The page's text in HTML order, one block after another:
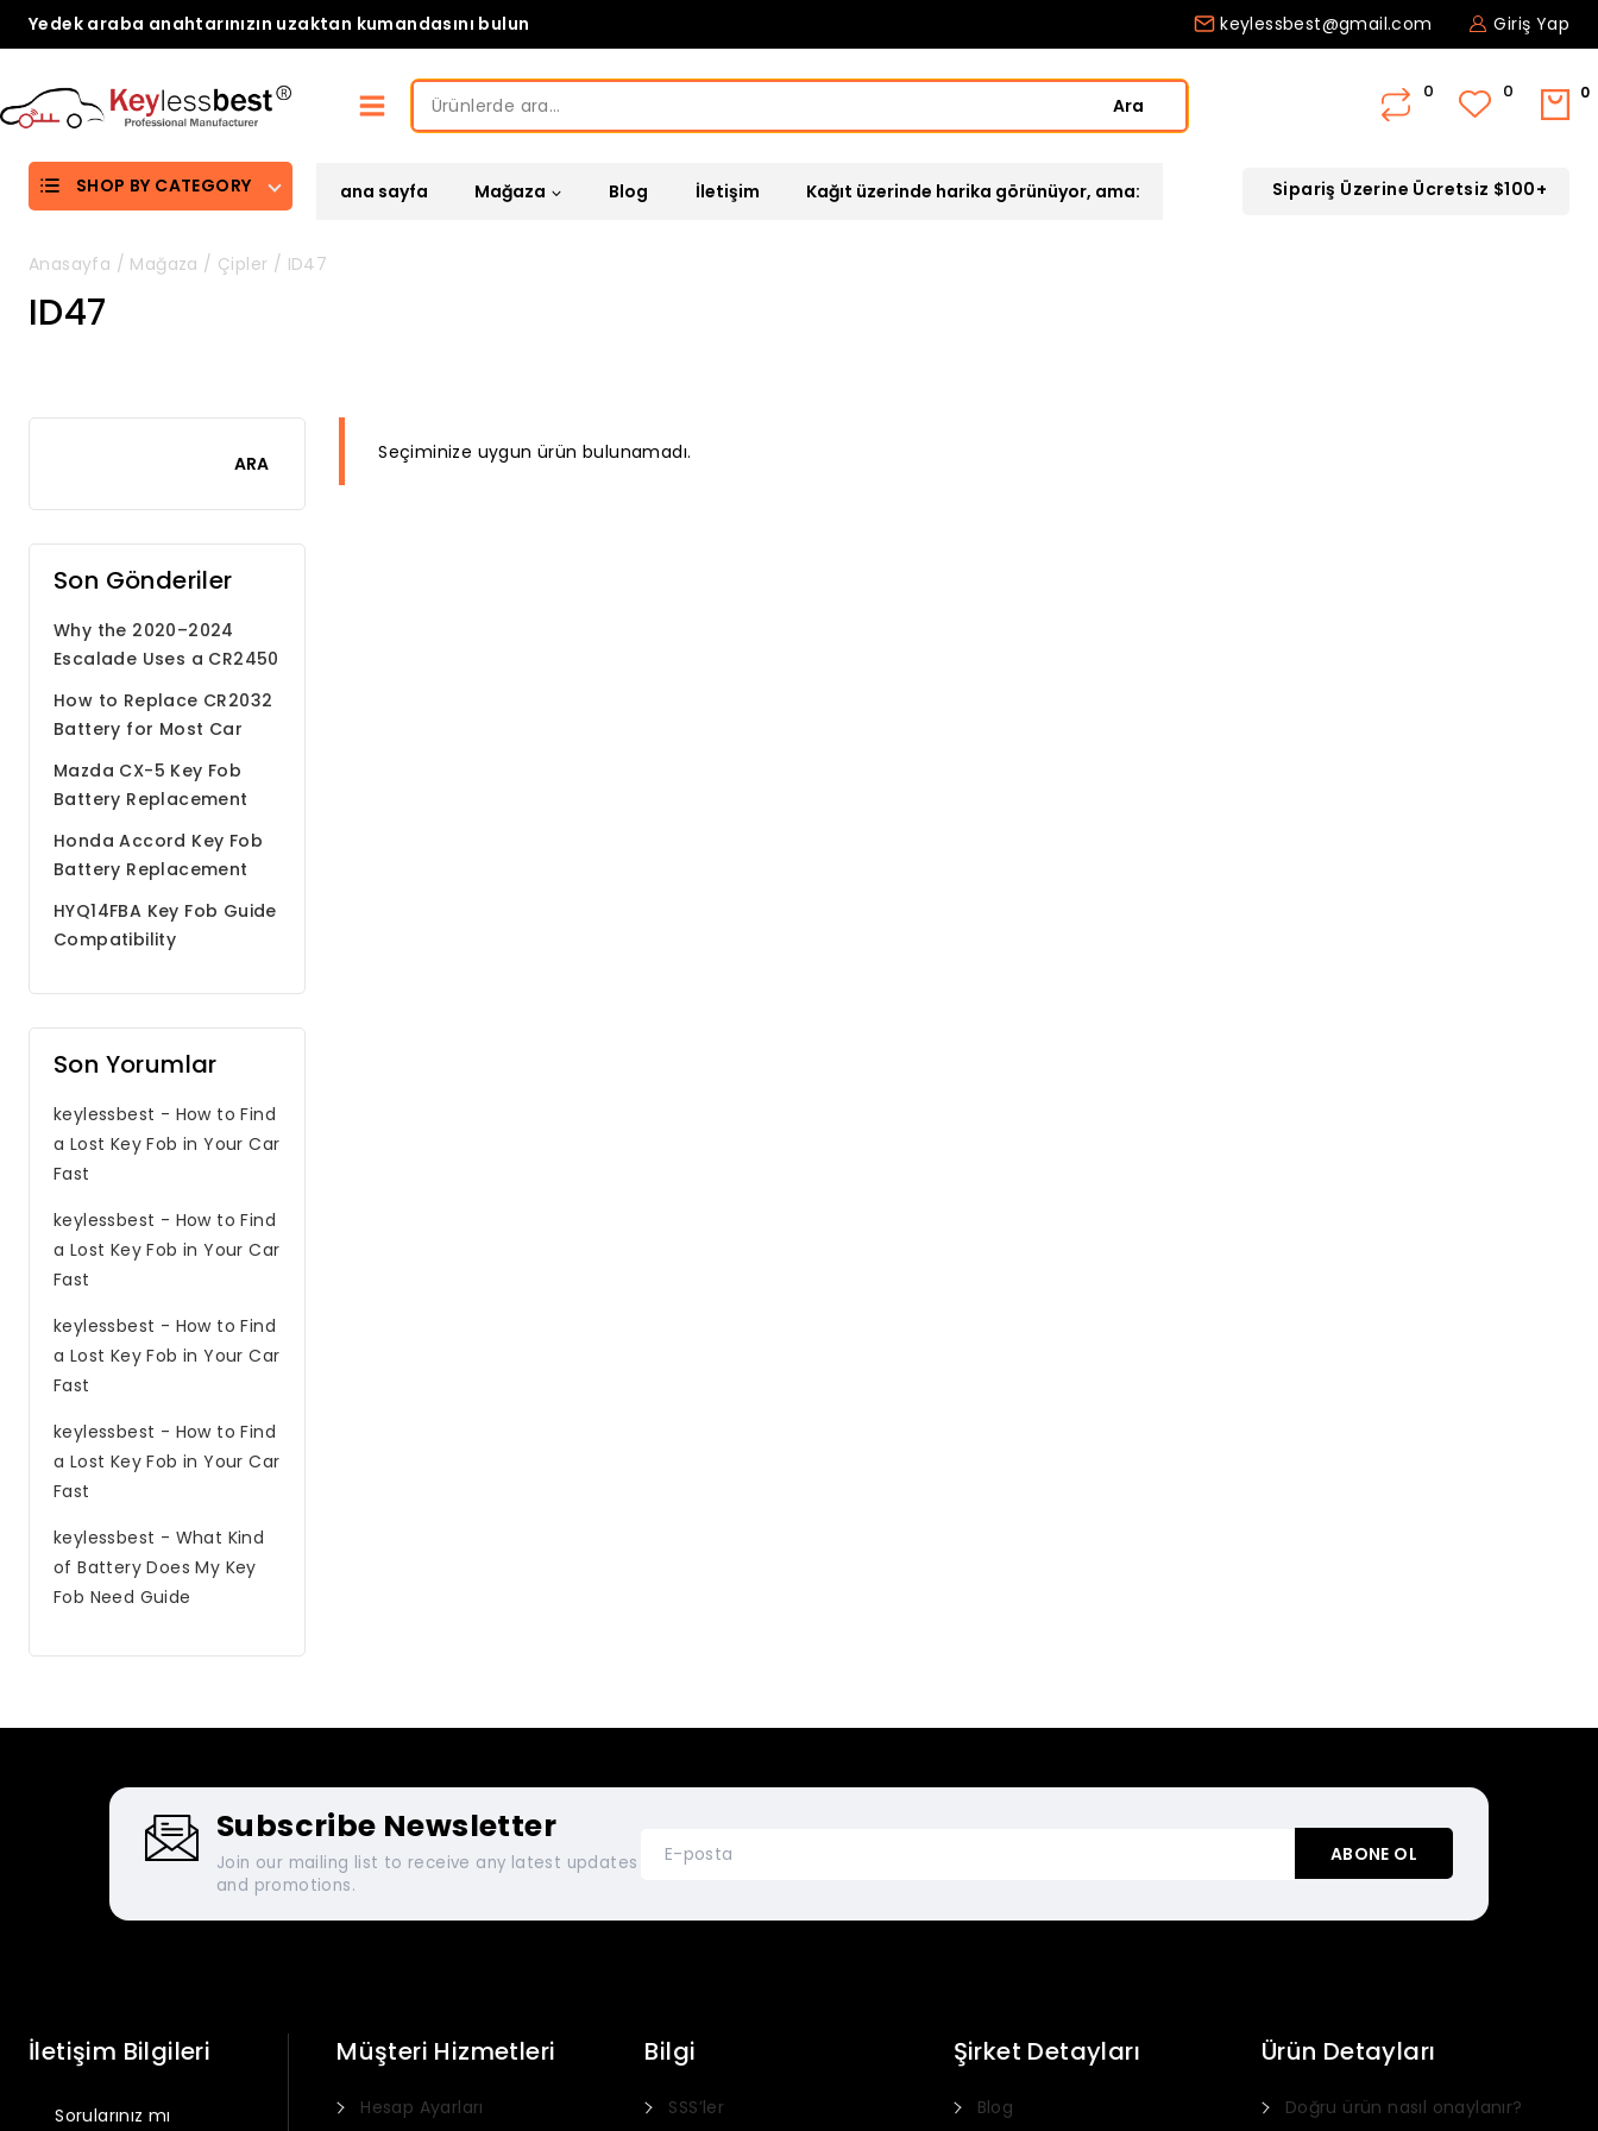
SkipYedek araba anahtarınızın uzaktan kumandasını bulun keylessbest@gmail.com Giriş Yap
Ara:
Ara
0
SHOP BY CATEGORY ana sayfa Mağaza Blog İletişim Kağıt üzerinde harika görünüyor, ama: Sipariş Üzerine Ücretsiz $100+
Anasayfa / Mağaza / Çipler / ID47
ID47
Seçiminize uygun ürün bulunamadı.
ARA
Son Gönderiler
Why the 2020–2024
Escalade Uses a CR2450
How to Replace CR2032
Battery for Most Car
Remote Key Fobs
Mazda CX-5 Key Fob
Battery Replacement
Step by Step Guide
Honda Accord Key Fob
Battery Replacement
HYQ14FBA Key Fob Guide
Compatibility
Son Yorumlar
keylessbest - How to Find
a Lost Key Fob in Your Car
Fast
keylessbest - How to Find
a Lost Key Fob in Your Car
Fast
keylessbest - How to Find
a Lost Key Fob in Your Car
Fast
keylessbest - How to Find
a Lost Key Fob in Your Car
Fast
keylessbest - What Kind
of Battery Does My Key
Fob Need Guide
Subscribe Newsletter
Join our mailing list to receive any latest updates
and promotions.
İletişim Bilgileri
Sorularınız mı
Müşteri Hizmetleri
Hesap Ayarları
Bilgi
SSS’ler
Şirket Detayları
Blog
Ürün Detayları
Doğru ürün nasıl onaylanır?
Italian